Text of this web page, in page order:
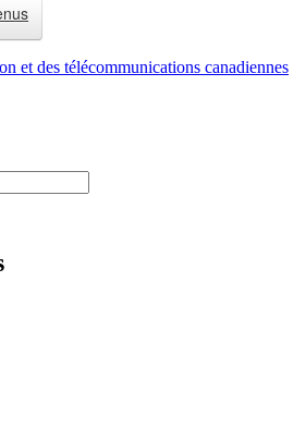
et des télécommunications canadiennes